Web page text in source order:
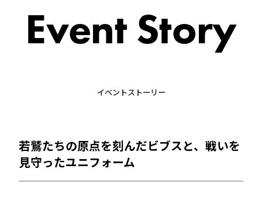
Event Story
イベントストーリー
若鷲たちの原点を刻んだビブスと、戦いを
見守ったユニフォーム